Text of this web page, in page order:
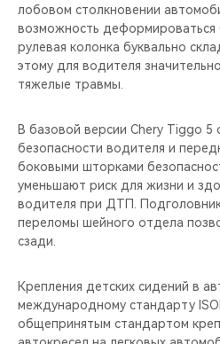
лобовом столкновении
возможность
рулевая колонка буквально
этому для водителя
тяжелые травмы.
В базовой версии Chery Tiggo
безопасности водителя и
боковыми шторками
уменьшают риск для жизни и
водителя при ДТП.
переломы шейного отдела
сзади.
Крепления детских сидений в
международному стандарту
общепринятым стандартом